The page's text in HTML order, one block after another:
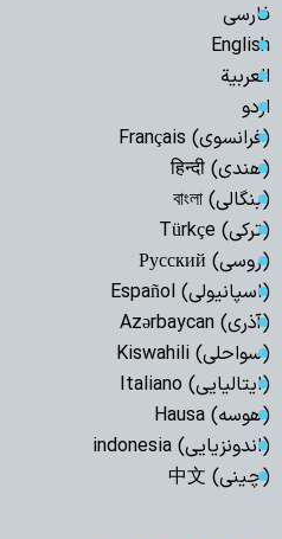
فارسی
English
العربیة
اردو
(فرانسوی) Français
(هندی) हिन्दी
(بنگالی) বাংলা
(ترکی) Türkçe
(روسی) Русский
(اسپانیولی) Español
(آذری) Azərbaycan
(سواحلی) Kiswahili
(ایتالیایی) Italiano
(هوسه) Hausa
(اندونزیایی) indonesia
(چینی) 中文